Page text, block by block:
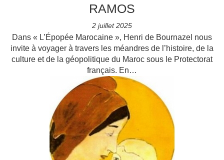
RAMOS
2 juillet 2025
Dans « L’Épopée Marocaine », Henri de Bournazel nous
invite à voyager à travers les méandres de l’histoire, de la
culture et de la géopolitique du Maroc sous le Protectorat
français. En…